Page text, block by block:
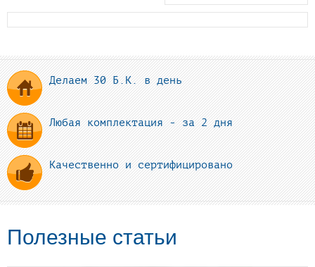
Делаем 30 Б.К. в день
Любая комплектация - за 2 дня
Качественно и сертифицировано
Полезные статьи